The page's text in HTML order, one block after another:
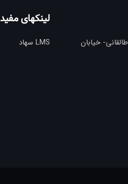
خیابان
لینکهای مفید
LMS سهاد